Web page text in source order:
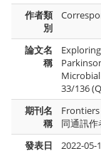
作者類
別
論文名
稱
33/136
期刊名
稱
同通訊作
發表日
2022-05-